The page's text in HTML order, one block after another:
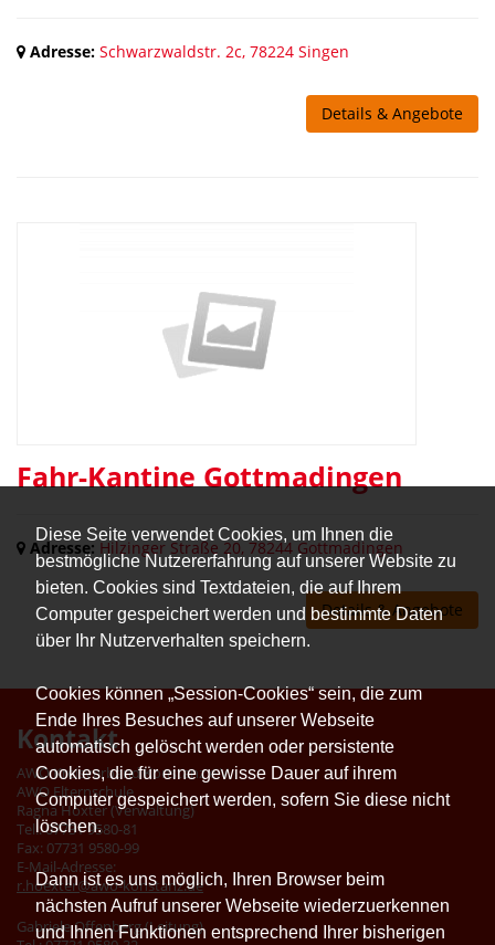
Diese Seite verwendet Cookies, um Ihnen die
bestmögliche Nutzererfahrung auf unserer Website zu
bieten. Cookies sind Textdateien, die auf Ihrem
Computer gespeichert werden und bestimmte Daten
über Ihr Nutzerverhalten speichern.
Cookies können „Session-Cookies“ sein, die zum
Ende Ihres Besuches auf unserer Webseite
automatisch gelöscht werden oder persistente
Cookies, die für eine gewisse Dauer auf ihrem
Computer gespeichert werden, sofern Sie diese nicht
löschen.
Dann ist es uns möglich, Ihren Browser beim
nächsten Aufruf unserer Webseite wiederzuerkennen
und Ihnen Funktionen entsprechend Ihrer bisherigen
Adresse: Schwarzwaldstr. 2c, 78224 Singen
Details & Angebote
Fahr-Kantine Gottmadingen
Adresse: Hilzinger Straße 20, 78244 Gottmadingen
Details & Angebote
Kontakt
AWO Kreisverband Konstanz e.V.
AWO Elternschule
Ragna Höxter (Verwaltung)
Tel.: 07731 9580-81
Fax: 07731 9580-99
E-Mail-Adresse:
r.hoexter@awo-konstanz.de
Gabriele Offenberg (Leitung)